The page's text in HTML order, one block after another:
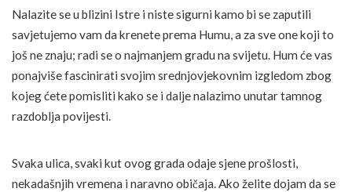
Nalazite se u blizini Istre i niste sigurni kamo bi se zaputili
savjetujemo vam da krenete prema Humu, a za sve one koji to
još ne znaju; radi se o najmanjem gradu na svijetu. Hum će vas
ponajviše fascinirati svojim srednjovjekovnim izgledom zbog
kojeg ćete pomisliti kako se i dalje nalazimo unutar tamnog
razdoblja povijesti.
Svaka ulica, svaki kut ovog grada odaje sjene prošlosti,
nekadašnjih vremena i naravno običaja. Ako želite dojam da se